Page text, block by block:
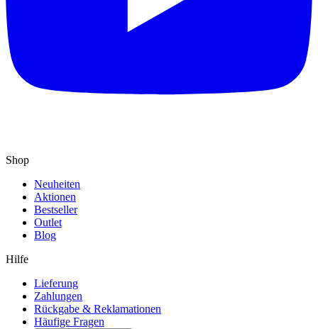
Shop
Neuheiten
Aktionen
Bestseller
Outlet
Blog
Hilfe
Lieferung
Zahlungen
Rückgabe & Reklamationen
Häufige Fragen